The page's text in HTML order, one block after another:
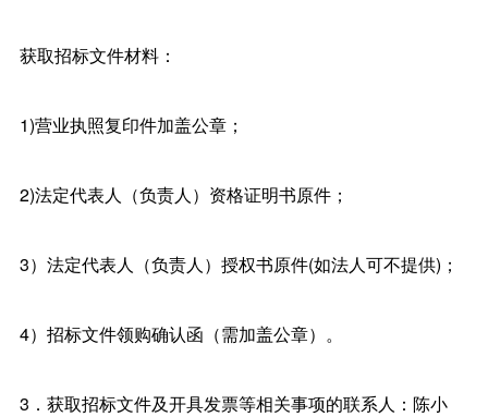
获取招标文件材料：
1)营业执照复印件加盖公章；
2)法定代表人（负责人）资格证明书原件；
3）法定代表人（负责人）授权书原件(如法人可不提供)；
4）招标文件领购确认函（需加盖公章）。
3．获取招标文件及开具发票等相关事项的联系人：陈小